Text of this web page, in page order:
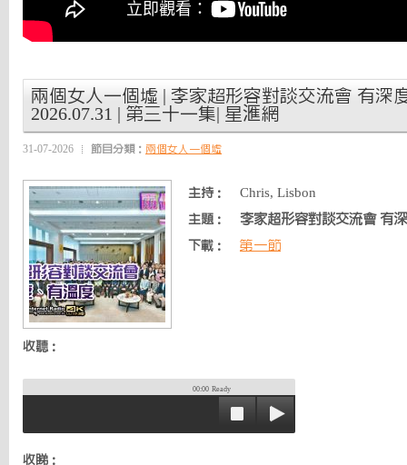
兩個女人一個墟 | 李家超形容對談交流會 有深
2026.07.31 | 第三十一集| 星滙網
31-07-2026 節目分類： 兩個女人一個墟
主持： Chris, Lisbon
主題： 李家超形容對談交流會 有
下載： 第一節
收聽：
00:00 Ready
收睇：